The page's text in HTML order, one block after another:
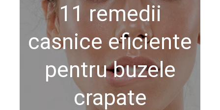
11 remedii
casnice eficiente
pentru buzele
crapate